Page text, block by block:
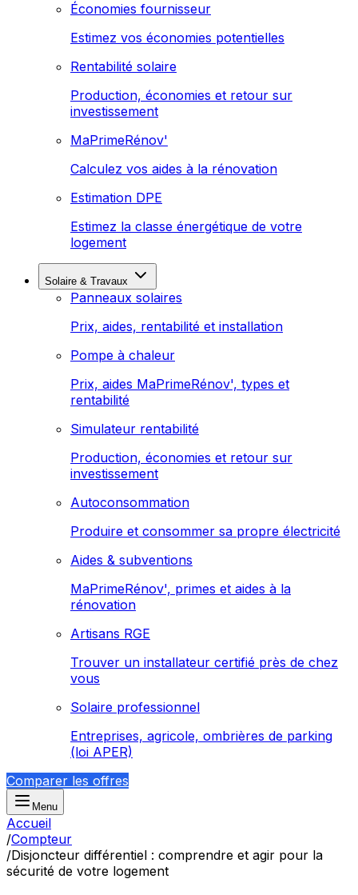
Économies fournisseur
Estimez vos économies potentielles
Rentabilité solaire
Production, économies et retour sur
investissement
MaPrimeRénov'
Calculez vos aides à la rénovation
Estimation DPE
Estimez la classe énergétique de votre
logement
Solaire & Travaux
Panneaux solaires
Prix, aides, rentabilité et installation
Pompe à chaleur
Prix, aides MaPrimeRénov', types et
rentabilité
Simulateur rentabilité
Production, économies et retour sur
investissement
Autoconsommation
Produire et consommer sa propre électricité
Aides & subventions
MaPrimeRénov', primes et aides à la
rénovation
Artisans RGE
Trouver un installateur certifié près de chez
vous
Solaire professionnel
Entreprises, agricole, ombrières de parking
(loi APER)
Comparer les offres
Menu
Accueil
/Compteur
/Disjoncteur différentiel : comprendre et agir pour la
sécurité de votre logement